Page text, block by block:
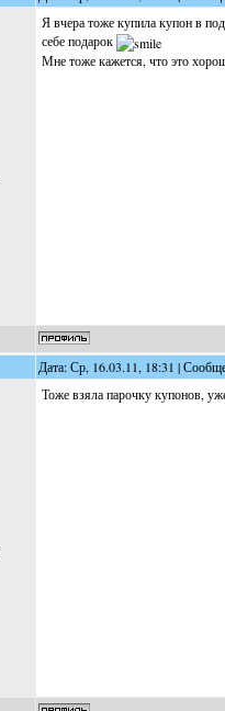
Я вчера тоже купила купон в
себе подарок
Мне тоже кажется, что это
Дата: Ср, 16.03.11, 18:31 |
Тоже взяла парочку купонов,